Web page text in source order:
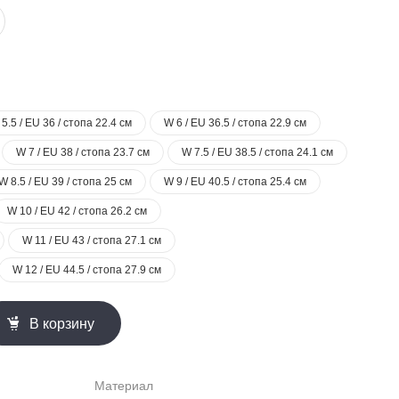
5.5 / EU 36 / стопа 22.4 см W 6 / EU 36.5 / стопа 22.9 см
W 7 / EU 38 / стопа 23.7 см W 7.5 / EU 38.5 / стопа 24.1 см
8.5 / EU 39 / стопа 25 см W 9 / EU 40.5 / стопа 25.4 см
W 10 / EU 42 / стопа 26.2 см
W 11 / EU 43 / стопа 27.1 см
W 12 / EU 44.5 / стопа 27.9 см
В корзину
Материал